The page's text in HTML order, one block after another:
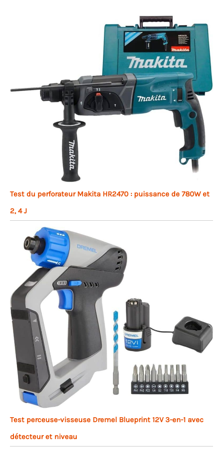
Test du perforateur Makita HR2470 : puissance de 780W et
2, 4 J
Test perceuse-visseuse Dremel Blueprint 12V 3-en-1 avec
détecteur et niveau